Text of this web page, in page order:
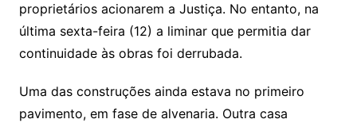
proprietários acionarem a Justiça. No entanto, na
última sexta-feira (12) a liminar que permitia dar
continuidade às obras foi derrubada.
Uma das construções ainda estava no primeiro
pavimento, em fase de alvenaria. Outra casa